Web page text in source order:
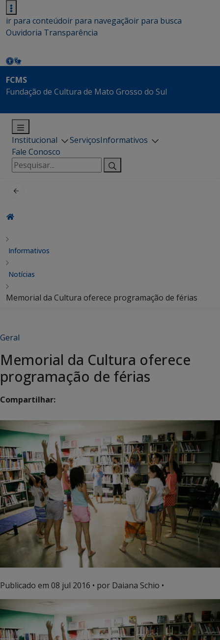
ir para conteúdoir para navegaçãoir para busca
Ouvidoria Transparência
FCMS
Fundação de Cultura de Mato Grosso do Sul
Institucional ServiçosInformativos
Fale Conosco
Pesquisar
por:
Informativos
Notícias
Memorial da Cultura oferece programação de férias
Geral
Memorial da Cultura oferece
programação de férias
Compartilhar:
Publicado em 08 jul 2016 • por Daiana Schio •